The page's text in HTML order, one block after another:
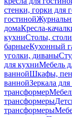
стенки, горки для
гостиной
домаКресла-
кухниСтолы,
барныеКухонный
уголки, диваны
для кухниМебель
ваннойШкафы,
ваннойЗеркала
трансформер
трансформеры
трансформеры